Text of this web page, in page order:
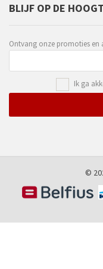
BLIJF OP DE
Ontvang onze promoties en
Ik ga
©